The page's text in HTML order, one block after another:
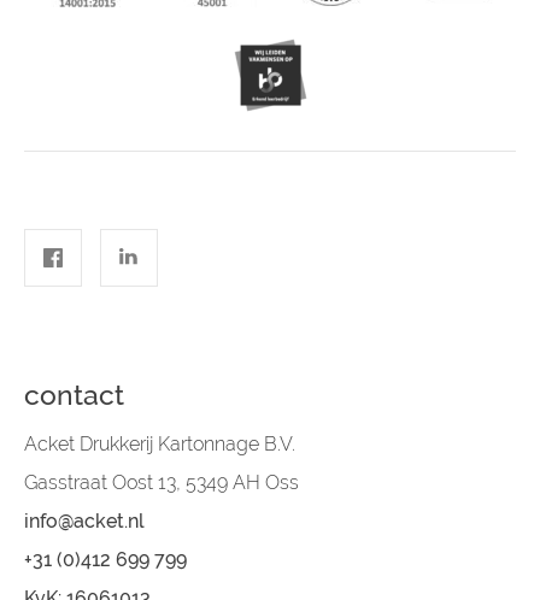
contact
Acket Drukkerij Kartonnage B.V.
Gasstraat Oost 13, 5349 AH Oss
info@acket.nl
+31 (0)412 699 799